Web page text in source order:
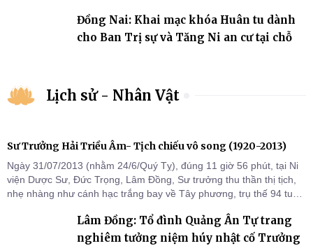
Đồng Nai: Khai mạc khóa Huân tu dành
cho Ban Trị sự và Tăng Ni an cư tại chỗ
Lịch sử - Nhân Vật
Sư Trưởng Hải Triều Âm- Tịch chiếu vô song (1920-2013)
Ngày 31/07/2013 (nhằm 24/6/Quý Tỵ), đúng 11 giờ 56 phút, tại Ni
viện Dược Sư, Đức Trọng, Lâm Đồng, Sư trưởng thu thần thị tịch,
nhẹ nhàng như cánh hạc trắng bay về Tây phương, trụ thế 94 tuổi
Lâm Đồng: Tổ đình Quảng Ân Tự trang
nghiêm tưởng niệm húy nhật cố Trưởng